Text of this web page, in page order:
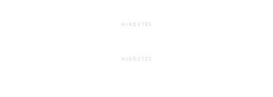
HIRDETÉS
HIRDETÉS